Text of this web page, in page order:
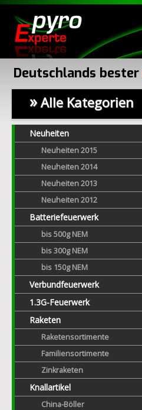
Deutschlands bester
»Alle Kategorien
Neuheiten
Neuheiten 2015
Neuheiten 2014
Neuheiten 2013
Neuheiten 2012
Batteriefeuerwerk
bis 500g NEM
bis 300g NEM
bis 150g NEM
Verbundfeuerwerk
1.3G-Feuerwerk
Raketen
Raketensortimente
Familiensortimente
Zinkraketen
Knallartikel
China-Böller